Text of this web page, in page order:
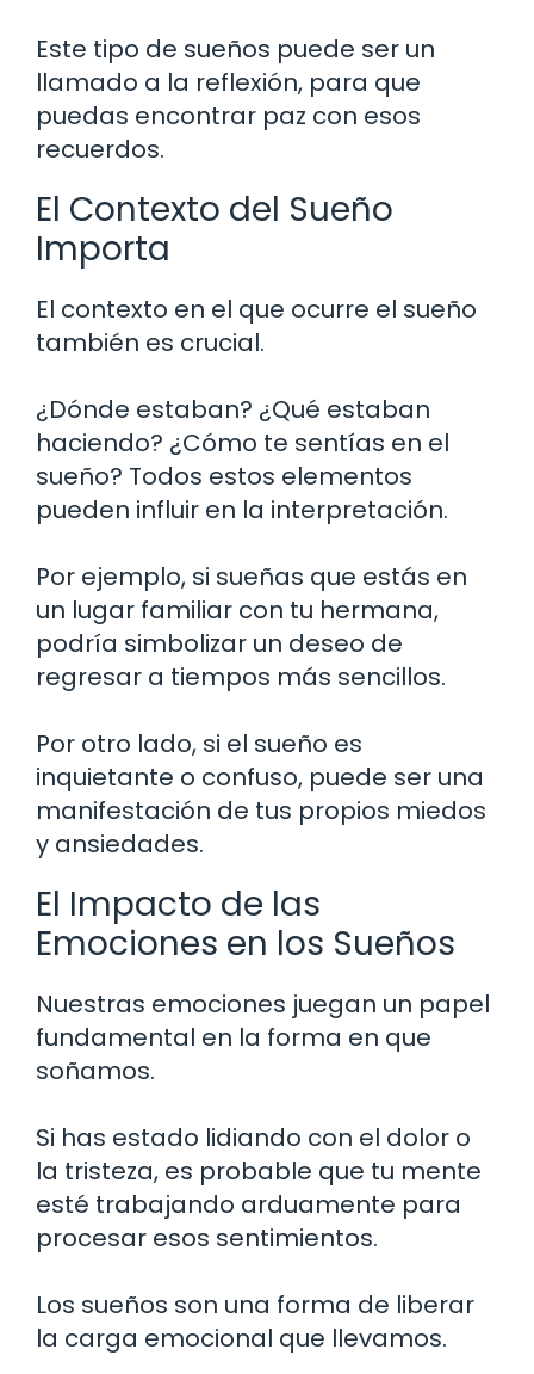
Este tipo de sueños puede ser un
llamado a la reflexión, para que
puedas encontrar paz con esos
recuerdos.
El Contexto del Sueño
Importa
El contexto en el que ocurre el sueño
también es crucial.
¿Dónde estaban? ¿Qué estaban
haciendo? ¿Cómo te sentías en el
sueño? Todos estos elementos
pueden influir en la interpretación.
Por ejemplo, si sueñas que estás en
un lugar familiar con tu hermana,
podría simbolizar un deseo de
regresar a tiempos más sencillos.
Por otro lado, si el sueño es
inquietante o confuso, puede ser una
manifestación de tus propios miedos
y ansiedades.
El Impacto de las
Emociones en los Sueños
Nuestras emociones juegan un papel
fundamental en la forma en que
soñamos.
Si has estado lidiando con el dolor o
la tristeza, es probable que tu mente
esté trabajando arduamente para
procesar esos sentimientos.
Los sueños son una forma de liberar
la carga emocional que llevamos.